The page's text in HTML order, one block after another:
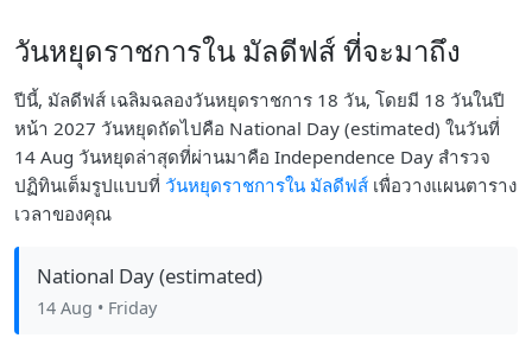
วันหยุดราชการใน มัลดีฟส์ ที่จะมาถึง
ปีนี้, มัลดีฟส์ เฉลิมฉลองวันหยุดราชการ 18 วัน, โดยมี 18 วันในปี
หน้า 2027 วันหยุดถัดไปคือ National Day (estimated) ในวันที่
14 Aug วันหยุดล่าสุดที่ผ่านมาคือ Independence Day สำรวจ
ปฏิทินเต็มรูปแบบที่ วันหยุดราชการใน มัลดีฟส์ เพื่อวางแผนตาราง
เวลาของคุณ
National Day (estimated)
14 Aug • Friday